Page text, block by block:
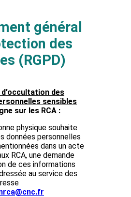
général
des
(RGPD)
des
sensibles
sur les RCA :
physique souhaite
données personnelles
dans un acte
RCA, une demande
de ces informations
au service des